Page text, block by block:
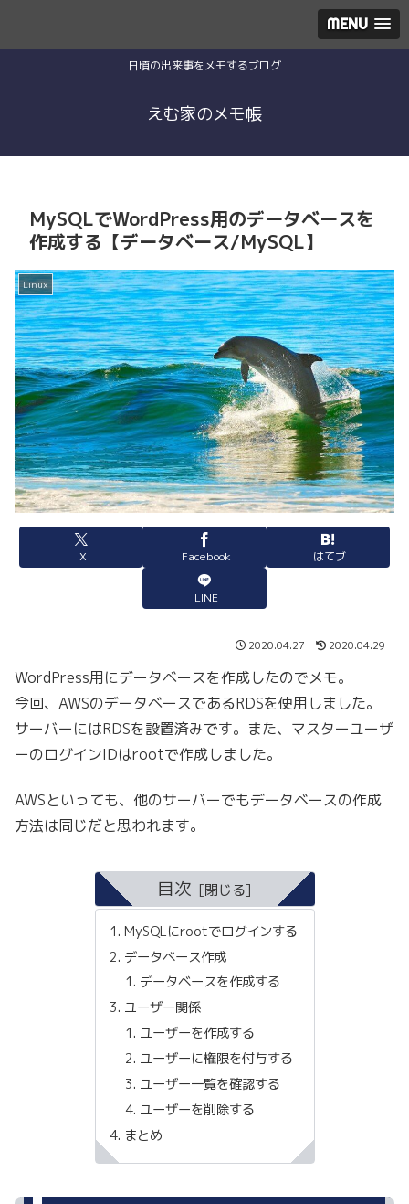
MENU
日頃の出来事をメモするブログ
えむ家のメモ帳
MySQLでWordPress用のデータベースを
作成する【データベース/MySQL】
Linux
X Facebook はてブ
LINE
2020.04.27 2020.04.29
WordPress用にデータベースを作成したのでメモ。
今回、AWSのデータベースであるRDSを使用しました。
サーバーにはRDSを設置済みです。また、マスターユーザ
ーのログインIDはrootで作成しました。
AWSといっても、他のサーバーでもデータベースの作成
方法は同じだと思われます。
目次
MySQLにrootでログインする
データベース作成
データベースを作成する
ユーザー関係
ユーザーを作成する
ユーザーに権限を付与する
ユーザー一覧を確認する
ユーザーを削除する
まとめ